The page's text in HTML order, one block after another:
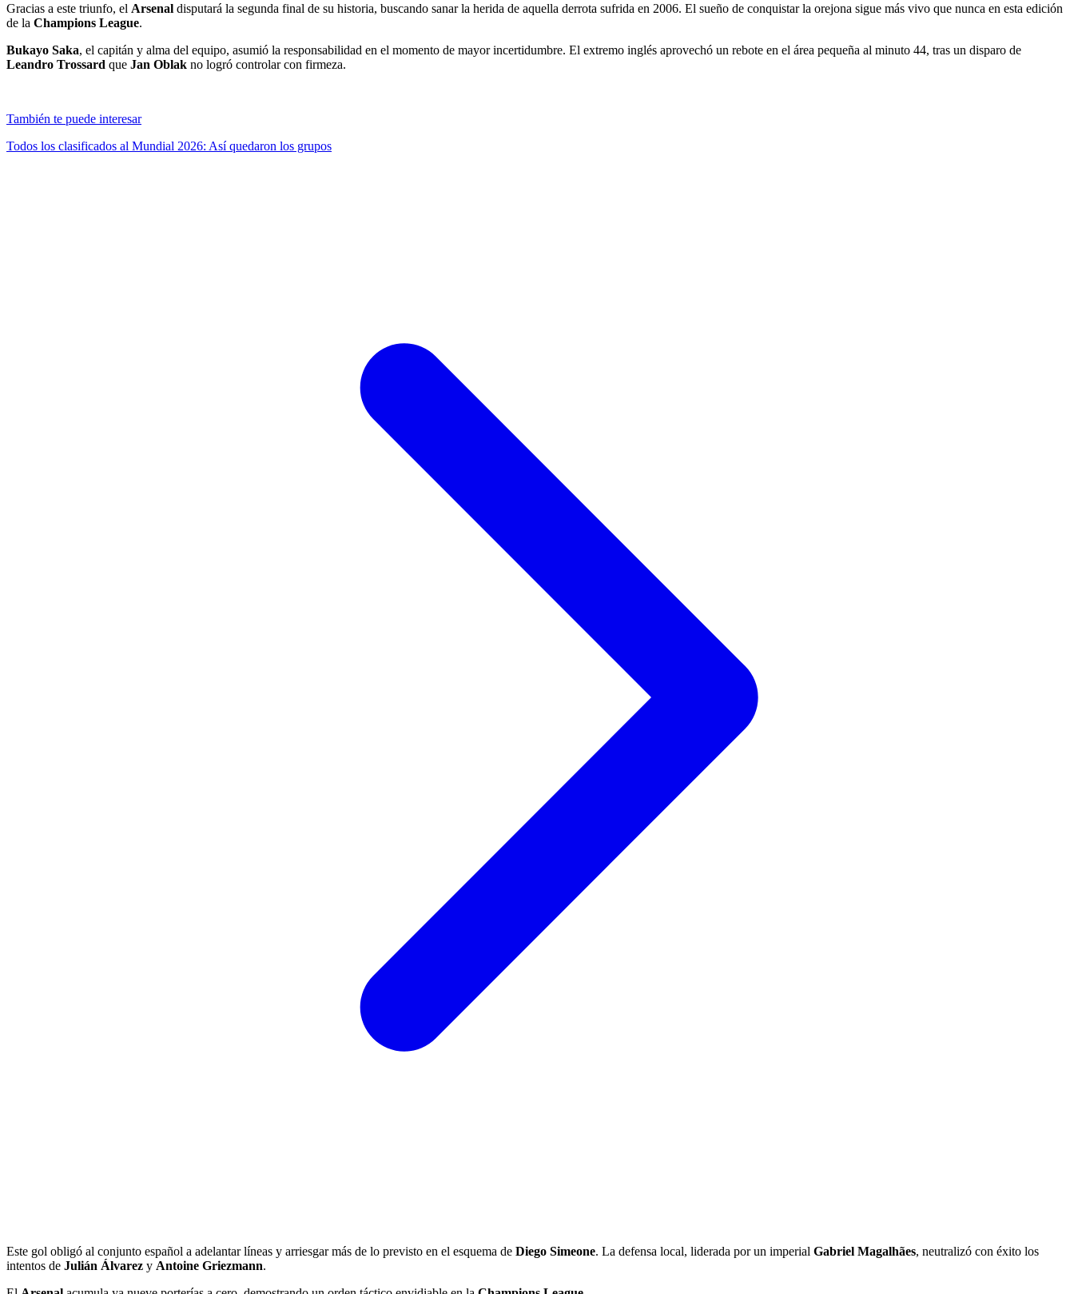
Gracias a este triunfo, el Arsenal disputará la segunda final de su historia, buscando sanar la herida de aquella derrota sufrida en 2006. El sueño de conquistar la orejona sigue más vivo que nunca en esta edición
de la Champions League.
Bukayo Saka, el capitán y alma del equipo, asumió la responsabilidad en el momento de mayor incertidumbre. El extremo inglés aprovechó un rebote en el área pequeña al minuto 44, tras un disparo de
Leandro Trossard que Jan Oblak no logró controlar con firmeza.
También te puede interesar
Todos los clasificados al Mundial 2026: Así quedaron los grupos
Este gol obligó al conjunto español a adelantar líneas y arriesgar más de lo previsto en el esquema de Diego Simeone. La defensa local, liderada por un imperial Gabriel Magalhães, neutralizó con éxito los
intentos de Julián Álvarez y Antoine Griezmann.